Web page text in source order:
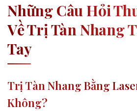
Những Câu Hỏi
Về Trị Tàn Nhang
Tay
Trị Tàn Nhang Bằng
Không?